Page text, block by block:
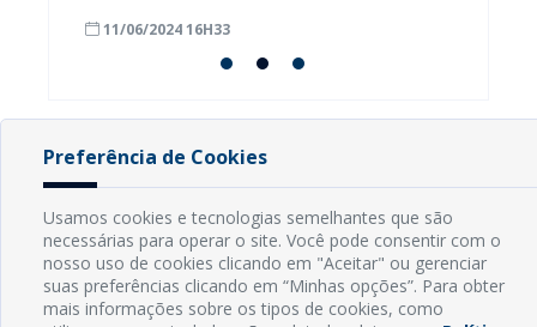
11/06/2024 16H33
INFORMAÇÕES
Endereço: Rua Capitão Vicente de Brito, S/N - Centro
CEP: 59598-000 - Guamaré - RN
Contato: (84) 3525-2032
E-mail: diretoria@guamare.rn.leg.br
Preferência de Cookies
Usamos cookies e tecnologias semelhantes que são
necessárias para operar o site. Você pode consentir com o
nosso uso de cookies clicando em "Aceitar" ou gerenciar
suas preferências clicando em “Minhas opções”. Para obter
mais informações sobre os tipos de cookies, como